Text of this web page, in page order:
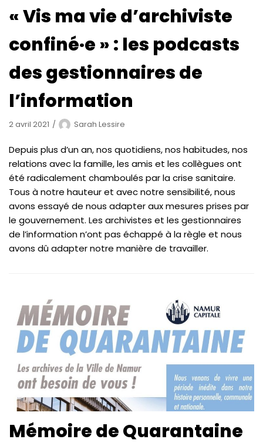
« Vis ma vie d’archiviste
confiné·e » : les podcasts
des gestionnaires de
l’information
2 avril 2021 Sarah Lessire
Depuis plus d’un an, nos quotidiens, nos habitudes, nos
relations avec la famille, les amis et les collègues ont
été radicalement chamboulés par la crise sanitaire.
Tous à notre hauteur et avec notre sensibilité, nous
avons essayé de nous adapter aux mesures prises par
le gouvernement. Les archivistes et les gestionnaires
de l’information n’ont pas échappé à la règle et nous
avons dû adapter notre manière de travailler.
Mémoire de Quarantaine